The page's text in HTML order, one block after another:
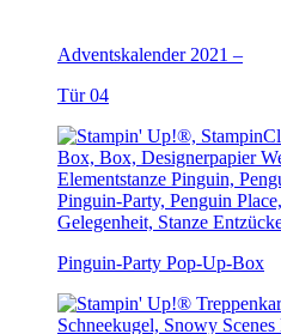
Adventskalender 2021 –
Tür 04
Pinguin-Party Pop-Up-Box